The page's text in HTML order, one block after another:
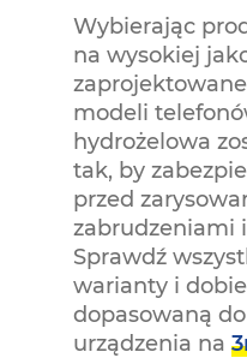
Wybierając
na wysokiej
modeli
hydrożelowa
tak, by
przed
zabrudzeniami
Sprawdź
warianty i
dopasowaną
urządzenia na